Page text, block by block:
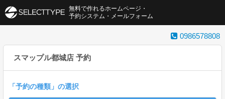
0986578808
スマップル都城店 予約
「予約の種類 」の選択
無料で作れるホームページ・
予約システム・メールフォーム